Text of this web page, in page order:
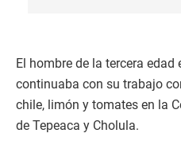
El hombre de la tercera
continuaba con su trabajo
chile, limón y tomates en la
de Tepeaca y Cholula.